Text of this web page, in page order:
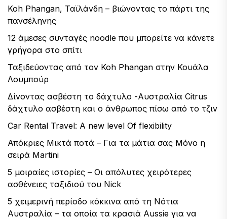
Koh Phangan, Ταϊλάνδη – βιώνοντας το πάρτι της
πανσέληνης
12 άμεσες συνταγές noodle που μπορείτε να κάνετε
γρήγορα στο σπίτι
Ταξιδεύοντας από τον Koh Phangan στην Κουάλα
Λουμπούρ
Δίνοντας ασβέστη το δάχτυλο -Αυστραλία Citrus
δάχτυλο ασβέστη και ο άνθρωπος πίσω από το τζιν
Car Rental Travel: A new level Of flexibility
Απόκριες Μικτά ποτά – Για τα μάτια σας Μόνο η
σειρά Martini
5 μοιραίες ιστορίες – Οι απόλυτες χειρότερες
ασθένειες ταξιδιού του Nick
5 χειμερινή περίοδο κόκκινα από τη Νότια
Αυστραλία – τα οποία τα κρασιά Aussie για να